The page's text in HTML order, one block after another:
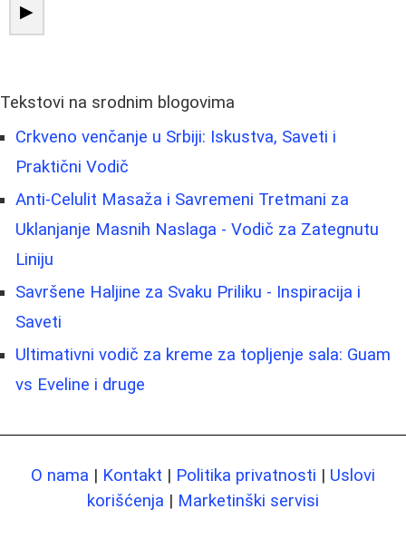
▶
Tekstovi na srodnim blogovima
Crkveno venčanje u Srbiji: Iskustva, Saveti i
Praktični Vodič
Anti-Celulit Masaža i Savremeni Tretmani za
Uklanjanje Masnih Naslaga - Vodič za Zategnutu
Liniju
Savršene Haljine za Svaku Priliku - Inspiracija i
Saveti
Ultimativni vodič za kreme za topljenje sala: Guam
vs Eveline i druge
O nama | Kontakt | Politika privatnosti | Uslovi
korišćenja | Marketinški servisi